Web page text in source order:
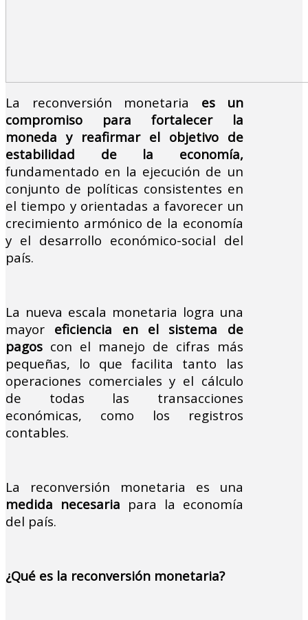
La reconversión monetaria es un
compromiso para fortalecer la
moneda y reafirmar el objetivo de
estabilidad de la economía,
fundamentado en la ejecución de un
conjunto de políticas consistentes en
el tiempo y orientadas a favorecer un
crecimiento armónico de la economía
y el desarrollo económico-social del
país.
La nueva escala monetaria logra una
mayor eficiencia en el sistema de
pagos con el manejo de cifras más
pequeñas, lo que facilita tanto las
operaciones comerciales y el cálculo
de todas las transacciones
económicas, como los registros
contables.
La reconversión monetaria es una
medida necesaria para la economía
del país.
¿Qué es la reconversión monetaria?